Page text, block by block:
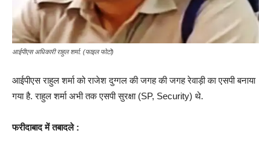
आईपीएस अधिकारी राहुल शर्मा. (फाइल फोटो)
आईपीएस राहुल शर्मा को राजेश दुग्गल की जगह की जगह रेवाड़ी का एसपी बनाया
गया है. राहुल शर्मा अभी तक एसपी सुरक्षा (SP, Security) थे.
फरीदाबाद में तबादले :